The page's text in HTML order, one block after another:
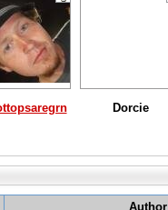
Dorcie
Author